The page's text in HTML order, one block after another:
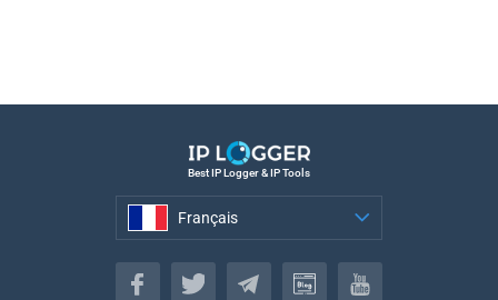
Best IP Logger & IP Tools
Français
Français